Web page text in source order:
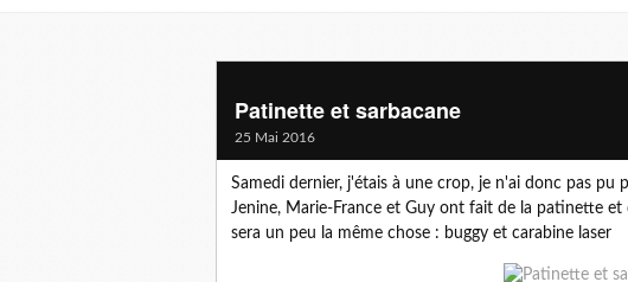
Patinette et sarbacane
25 Mai 2016
Samedi dernier, j'étais à une crop, je n'ai donc pas
Jenine, Marie-France et Guy ont fait de la patinette
sera un peu la même chose : buggy et carabine laser